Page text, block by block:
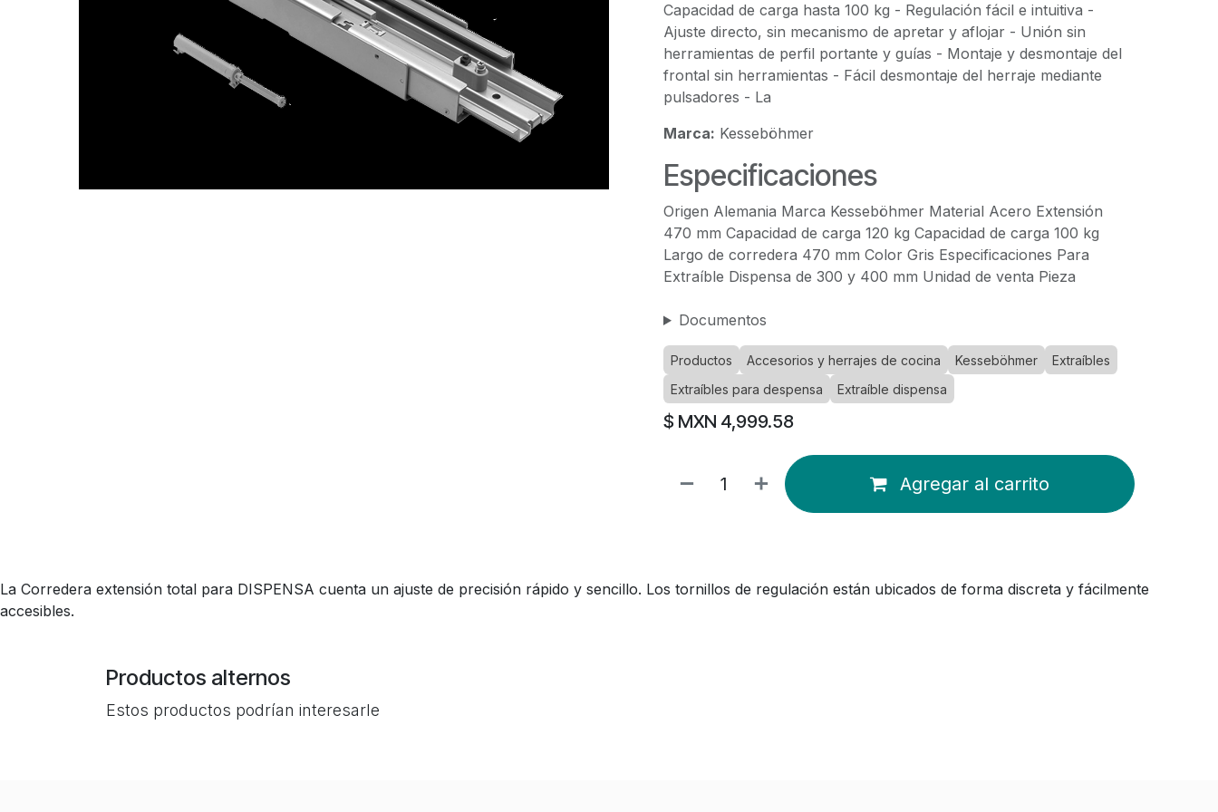
Capacidad de carga hasta 100 kg - Regulación fácil e intuitiva -
Ajuste directo, sin mecanismo de apretar y aflojar - Unión sin
herramientas de perfil portante y guías - Montaje y desmontaje del
frontal sin herramientas - Fácil desmontaje del herraje mediante
pulsadores - La
Marca: Kesseböhmer
Especificaciones
Origen Alemania Marca Kesseböhmer Material Acero Extensión
470 mm Capacidad de carga 120 kg Capacidad de carga 100 kg
Largo de corredera 470 mm Color Gris Especificaciones Para
Extraíble Dispensa de 300 y 400 mm Unidad de venta Pieza
Documentos
Productos Accesorios y herrajes de cocina Kesseböhmer
Extraíbles
Extraíbles para despensa
Extraíble dispensa
$ MXN 4,999.58
Agregar al carrito
La Corredera extensión total para DISPENSA cuenta un ajuste de precisión rápido y sencillo. Los tornillos de regulación están ubicados de forma discreta y fácilmente
accesibles.
Productos alternos
Estos productos podrían interesarle